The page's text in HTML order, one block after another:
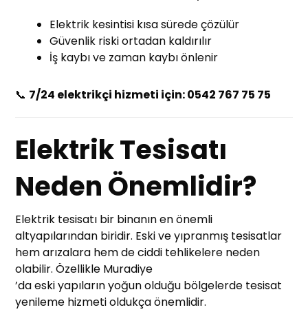
Elektrik kesintisi kısa sürede çözülür
Güvenlik riski ortadan kaldırılır
İş kaybı ve zaman kaybı önlenir
📞 7/24 elektrikçi hizmeti için: 0542 767 75 75
Elektrik Tesisatı
Neden Önemlidir?
Elektrik tesisatı bir binanın en önemli
altyapılarından biridir. Eski ve yıpranmış tesisatlar
hem arızalara hem de ciddi tehlikelere neden
olabilir. Özellikle Muradiye
’da eski yapıların yoğun olduğu bölgelerde tesisat
yenileme hizmeti oldukça önemlidir.